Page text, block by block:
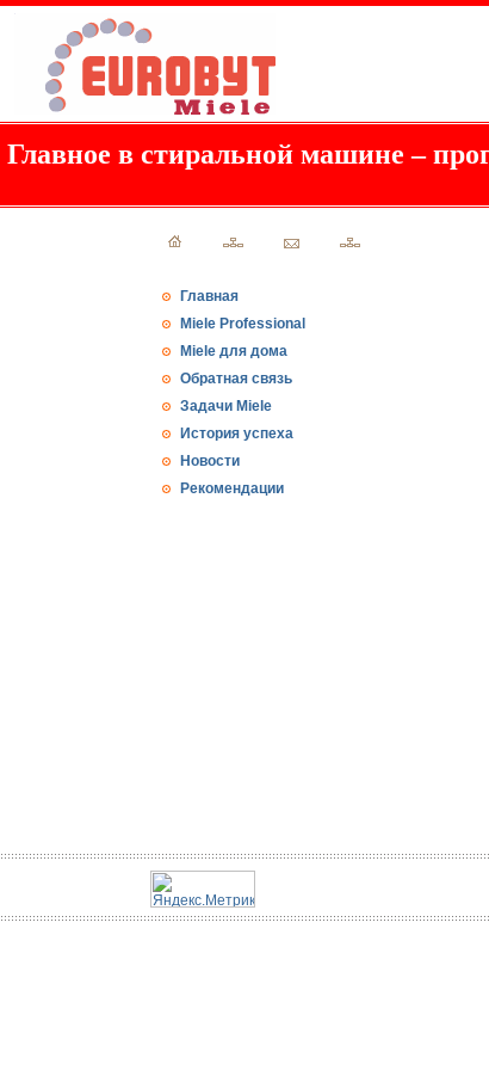
Главное в стиральной машине –
Главная
Miele Professional
Miele для дома
Обратная связь
Задачи Miele
История успеха
Новости
Рекомендации